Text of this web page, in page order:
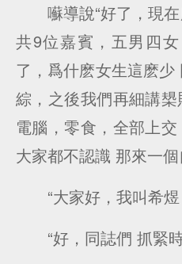
囌導說“好了，現
共9位嘉賓，五男四
了，爲什麽女生這麽
綜，之後我們再細講槼
電腦，零食，全部上
大家都不認識 那來一
“大家好，我叫希
“好，同誌們 抓緊